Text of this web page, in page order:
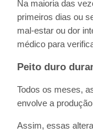
Na maioria das
primeiros dias ou
mal-estar ou dor
médico para
Peito duro
Todos os meses,
envolve a
Assim, essas